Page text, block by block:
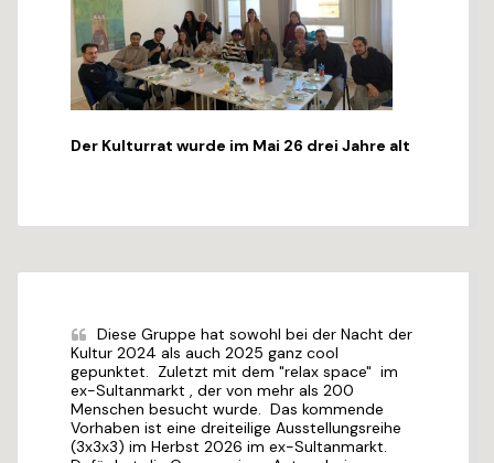
Der Kulturrat wurde im Mai 26 drei Jahre alt
Diese Gruppe hat sowohl bei der Nacht der
Kultur 2024 als auch 2025 ganz cool
gepunktet.  Zuletzt mit dem "relax space"  im
ex-Sultanmarkt , der von mehr als 200
Menschen besucht wurde.  Das kommende
Vorhaben ist eine dreiteilige Ausstellungsreihe
(3x3x3) im Herbst 2026 im ex-Sultanmarkt.